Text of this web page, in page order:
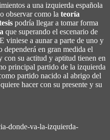
a una izquierda española
observar como la teoría
podría llegar a tomar forma
que superando el escenario de
viniese a aunar a parte de uno y
en gran medida el
con su actitud y aptitud tienen en
principal partido de la izquierda
partido nacido al abrigo del
hacer con su presente y su
donde-va-la-izquierda-